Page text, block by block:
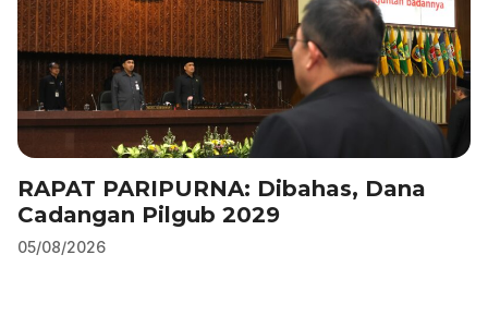
RAPAT PARIPURNA: Dibahas, Dana
Cadangan Pilgub 2029
05/08/2026